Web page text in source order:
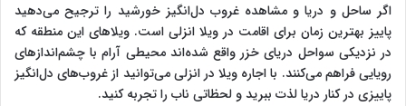
اگر ساحل و دریا و مشاهده غروب دل‌انگیز خورشید را ترجیح می‌دهید
پاییز بهترین زمان برای اقامت در ویلا انزلی است. ویلاهای این منطقه که
در نزدیکی سواحل دریای خزر واقع شده‌اند محیطی آرام با چشم‌اندازهای
رویایی فراهم می‌کنند. با اجاره ویلا در انزلی می‌توانید از غروب‌های دل‌انگیز
پاییزی در کنار دریا لذت ببرید و لحظاتی ناب را تجربه کنید.